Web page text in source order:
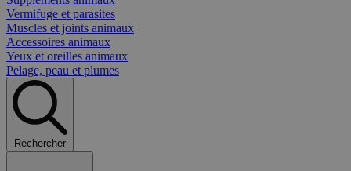
Vermifuge et parasites
Muscles et joints animaux
Accessoires animaux
Yeux et oreilles animaux
Pelage, peau et plumes
Rechercher